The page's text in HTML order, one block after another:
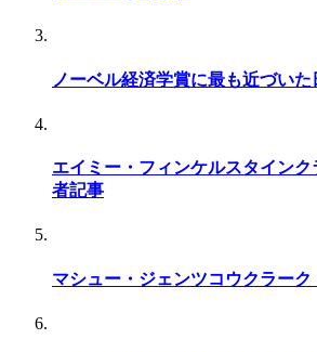
ノーベル経済学賞に最も近づい
エイミー・フィンケルスタイン
者記事
マシュー・ジェンツコウクラー